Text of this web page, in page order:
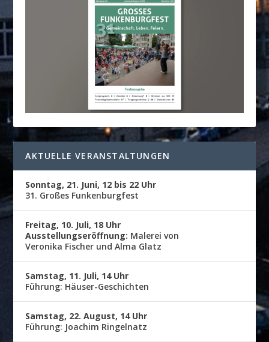
AKTUELLE VERANSTALTUNGEN
Sonntag, 21. Juni, 12 bis 22 Uhr
31. Großes Funkenburgfest
Freitag, 10. Juli, 18 Uhr
Ausstellungseröffnung: Malerei von
Veronika Fischer und Alma Glatz
Samstag, 11. Juli, 14 Uhr
Führung: Häuser-Geschichten
Samstag, 22. August, 14 Uhr
Führung: Joachim Ringelnatz